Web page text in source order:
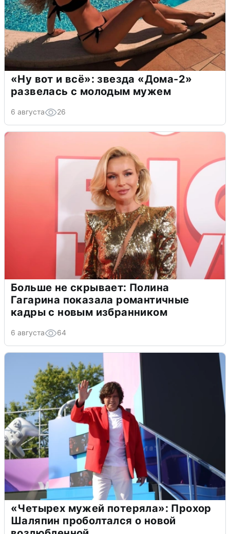
«Ну вот и всё»: звезда «Дома-2»
развелась с молодым мужем
6 августа 26
Больше не скрывает: Полина
Гагарина показала романтичные
кадры с новым избранником
6 августа 64
«Четырех мужей потеряла»: Прохор
Шаляпин проболтался о новой